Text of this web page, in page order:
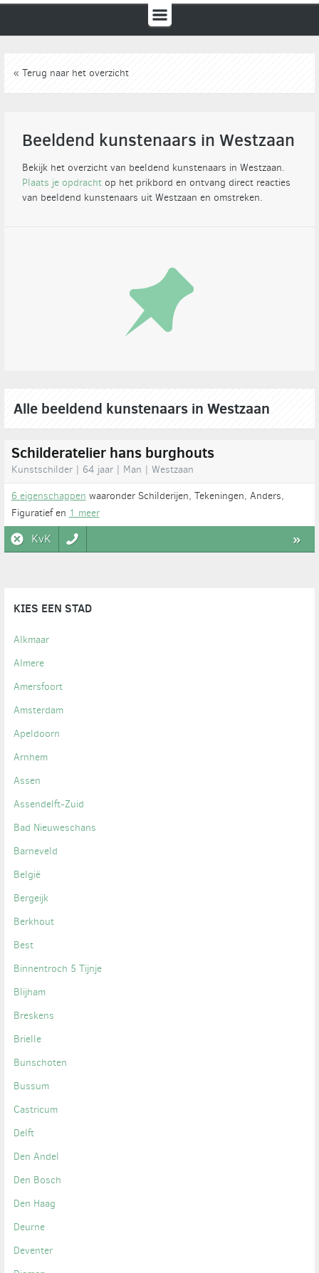
« Terug naar het overzicht
Beeldend kunstenaars in Westzaan
Bekijk het overzicht van beeldend kunstenaars in Westzaan.
Plaats je opdracht op het prikbord en ontvang direct reacties
van beeldend kunstenaars uit Westzaan en omstreken.
Alle beeldend kunstenaars in Westzaan
Schilderatelier hans burghouts
Kunstschilder | 64 jaar | Man | Westzaan
6 eigenschappen waaronder Schilderijen, Tekeningen, Anders,
Figuratief en 1 meer
KvK »
KIES EEN STAD
Alkmaar
Almere
Amersfoort
Amsterdam
Apeldoorn
Arnhem
Assen
Assendelft-Zuid
Bad Nieuweschans
Barneveld
België
Bergeijk
Berkhout
Best
Binnentroch 5 Tijnje
Blijham
Breskens
Brielle
Bunschoten
Bussum
Castricum
Delft
Den Andel
Den Bosch
Den Haag
Deurne
Deventer